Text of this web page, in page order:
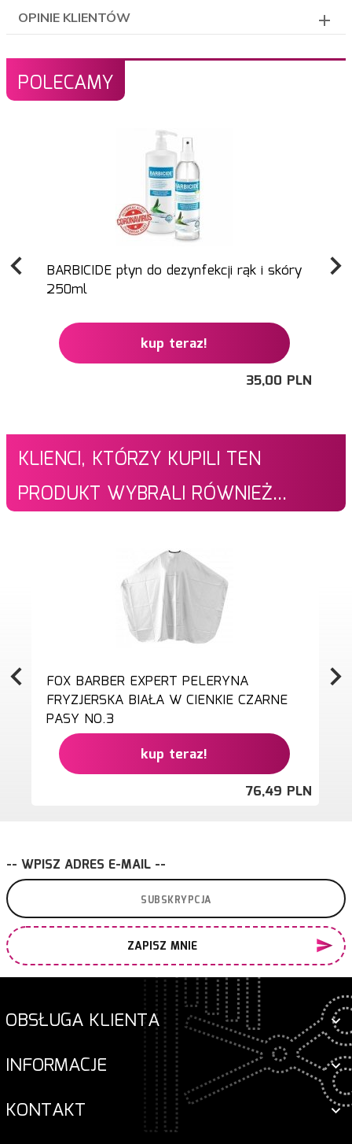
OPINIE KLIENTÓW
POLECAMY
BARBICIDE płyn do dezynfekcji rąk i skóry
250ml
kup teraz!
35,00 PLN
KLIENCI, KTÓRZY KUPILI TEN
PRODUKT WYBRALI RÓWNIEŻ...
FOX BARBER EXPERT PELERYNA
FRYZJERSKA BIAŁA W CIENKIE CZARNE
PASY NO.3
kup teraz!
76,49 PLN
-- WPISZ ADRES E-MAIL --
ZAPISZ MNIE
OBSŁUGA KLIENTA
INFORMACJE
KONTAKT